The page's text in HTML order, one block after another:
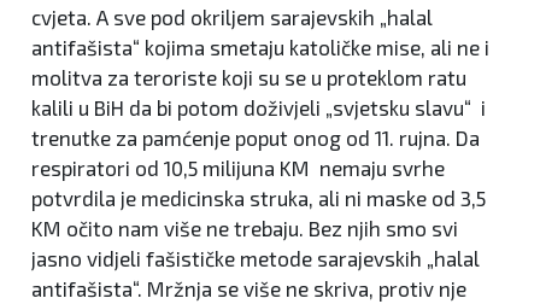
cvjeta. A sve pod okriljem sarajevskih „halal
antifašista“ kojima smetaju katoličke mise, ali ne i
molitva za teroriste koji su se u proteklom ratu
kalili u BiH da bi potom doživjeli „svjetsku slavu“ i
trenutke za pamćenje poput onog od 11. rujna. Da
respiratori od 10,5 milijuna KM nemaju svrhe
potvrdila je medicinska struka, ali ni maske od 3,5
KM očito nam više ne trebaju. Bez njih smo svi
jasno vidjeli fašističke metode sarajevskih „halal
antifašista“. Mržnja se više ne skriva, protiv nje